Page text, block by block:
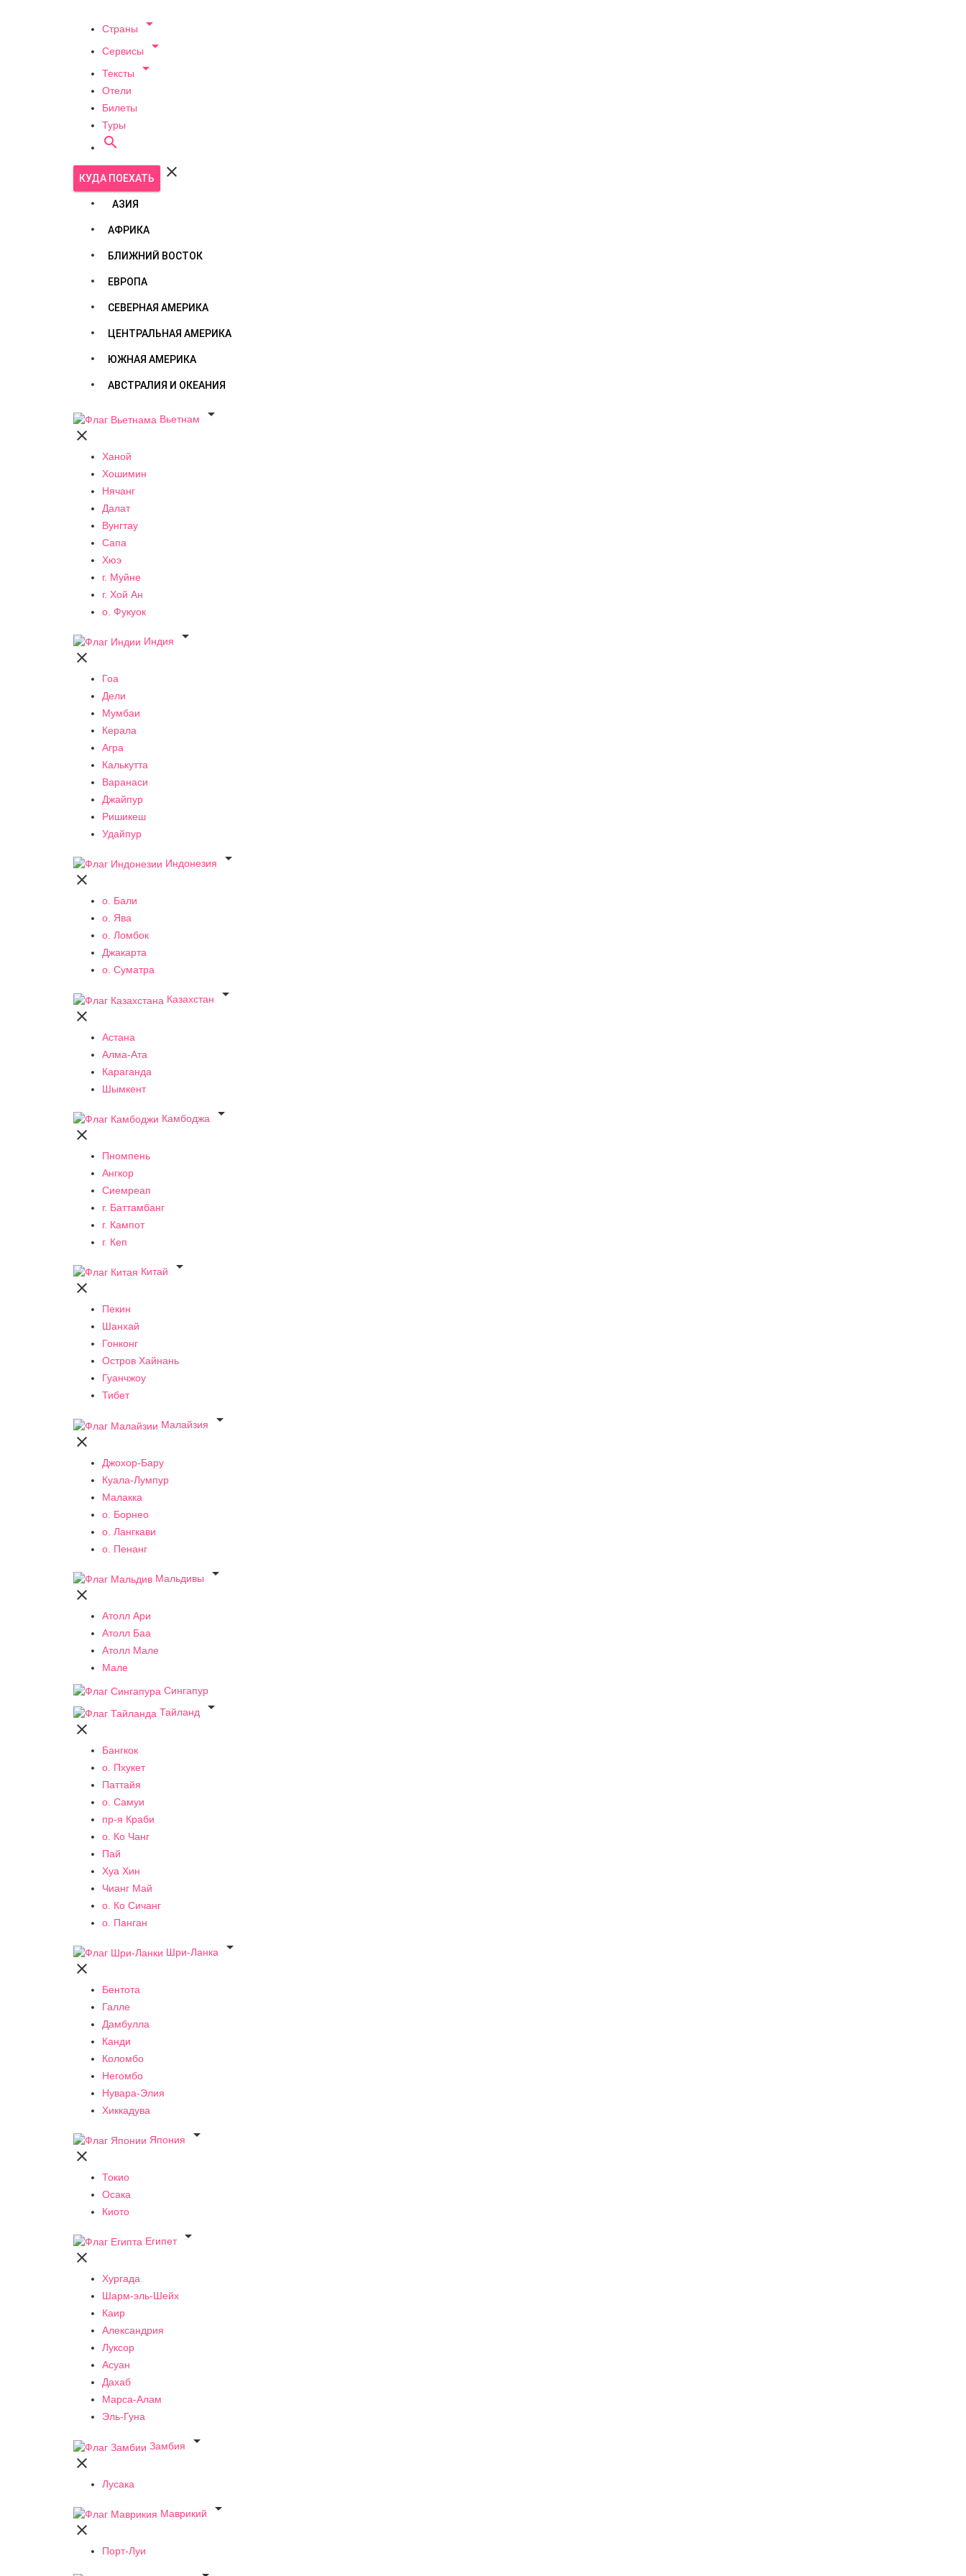
Страны 
Сервисы 
Тексты 
Отели
Билеты
Туры

КУДА ПОЕХАТЬ 
АЗИЯ
АФРИКА
БЛИЖНИЙ ВОСТОК
ЕВРОПА
СЕВЕРНАЯ АМЕРИКА
ЦЕНТРАЛЬНАЯ АМЕРИКА
ЮЖНАЯ АМЕРИКА
АВСТРАЛИЯ И ОКЕАНИЯ
Вьетнам


Ханой
Хошимин
Нячанг
Далат
Вунгтау
Сапа
Хюэ
г. Муйне
г. Хой Ан
о. Фукуок
Индия


Гоа
Дели
Мумбаи
Керала
Агра
Калькутта
Варанаси
Джайпур
Ришикеш
Удайпур
Индонезия


о. Бали
о. Ява
о. Ломбок
Джакарта
о. Суматра
Казахстан


Астана
Алма-Ата
Караганда
Шымкент
Камбоджа


Пномпень
Ангкор
Сиемреап
г. Баттамбанг
г. Кампот
г. Кеп
Китай


Пекин
Шанхай
Гонконг
Остров Хайнань
Гуанчжоу
Тибет
Малайзия


Джохор-Бару
Куала-Лумпур
Малакка
о. Борнео
о. Лангкави
о. Пенанг
Мальдивы


Атолл Ари
Атолл Баа
Атолл Мале
Мале
Сингапур
Тайланд


Бангкок
о. Пхукет
Паттайя
о. Самуи
пр-я Краби
о. Ко Чанг
Пай
Хуа Хин
Чианг Май
о. Ко Сичанг
о. Панган
Шри-Ланка


Бентота
Галле
Дамбулла
Канди
Коломбо
Негомбо
Нувара-Элия
Хиккадува
Япония


Токио
Осака
Киото
Египет


Хургада
Шарм-эль-Шейх
Каир
Александрия
Луксор
Асуан
Дахаб
Марса-Алам
Эль-Гуна
Замбия


Лусака
Маврикий


Порт-Луи